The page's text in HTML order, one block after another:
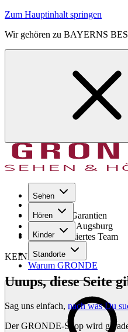
Zum Hauptinhalt springen
Wir gehören zu BAYERNS
Sehen
Hören
Kinder
Standorte
Warum GRONDE
Seit 1971
GRONDE Garantien
8× im Raum Augsburg
Hochqualifiziertes Team
KEINE SORGE!
Uuups, diese Seite
Sag uns einfach, nach was Du
Der GRONDE-Shop wird